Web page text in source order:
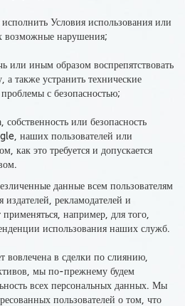
Условия использования или
возможные нарушения;
или иным образом воспрепятствовать
а также устранить технические
с безопасностью;
собственность или безопасность
наших пользователей или
как это требуется и допускается
данные всем пользователям
рекламодателей и
например, для того,
использования наших служб.
вовлечена в сделки по слиянию,
мы по-прежнему будем
всех персональных данных. Мы
пользователей о том, что